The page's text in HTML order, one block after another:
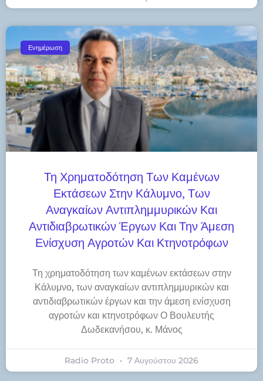
Ενημέρωση
Τη Χρηματοδότηση Των Καμένων
Εκτάσεων Στην Κάλυμνο, Των
Αναγκαίων Αντιπλημμυρικών Και
Αντιδιαβρωτικών Έργων Και Την Άμεση
Ενίσχυση Αγροτών Και Κτηνοτρόφων
Τη χρηματοδότηση των καμένων εκτάσεων στην
Κάλυμνο, των αναγκαίων αντιπλημμυρικών και
αντιδιαβρωτικών έργων και την άμεση ενίσχυση
αγροτών και κτηνοτρόφων Ο Βουλευτής
Δωδεκανήσου, κ. Μάνος
Radio Proto 7 Αυγούστου 2026